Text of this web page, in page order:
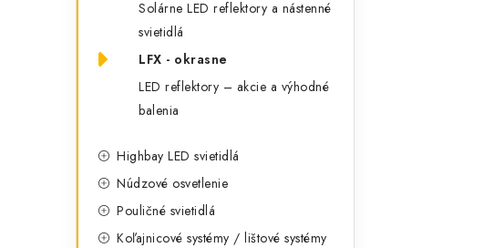
Solárne LED reflektory a nástenné
svietidlá
LFX - okrasne
LED reflektory – akcie a výhodné
balenia
Highbay LED svietidlá
Núdzové osvetlenie
Pouličné svietidlá
Koľajnicové systémy / lištové systémy